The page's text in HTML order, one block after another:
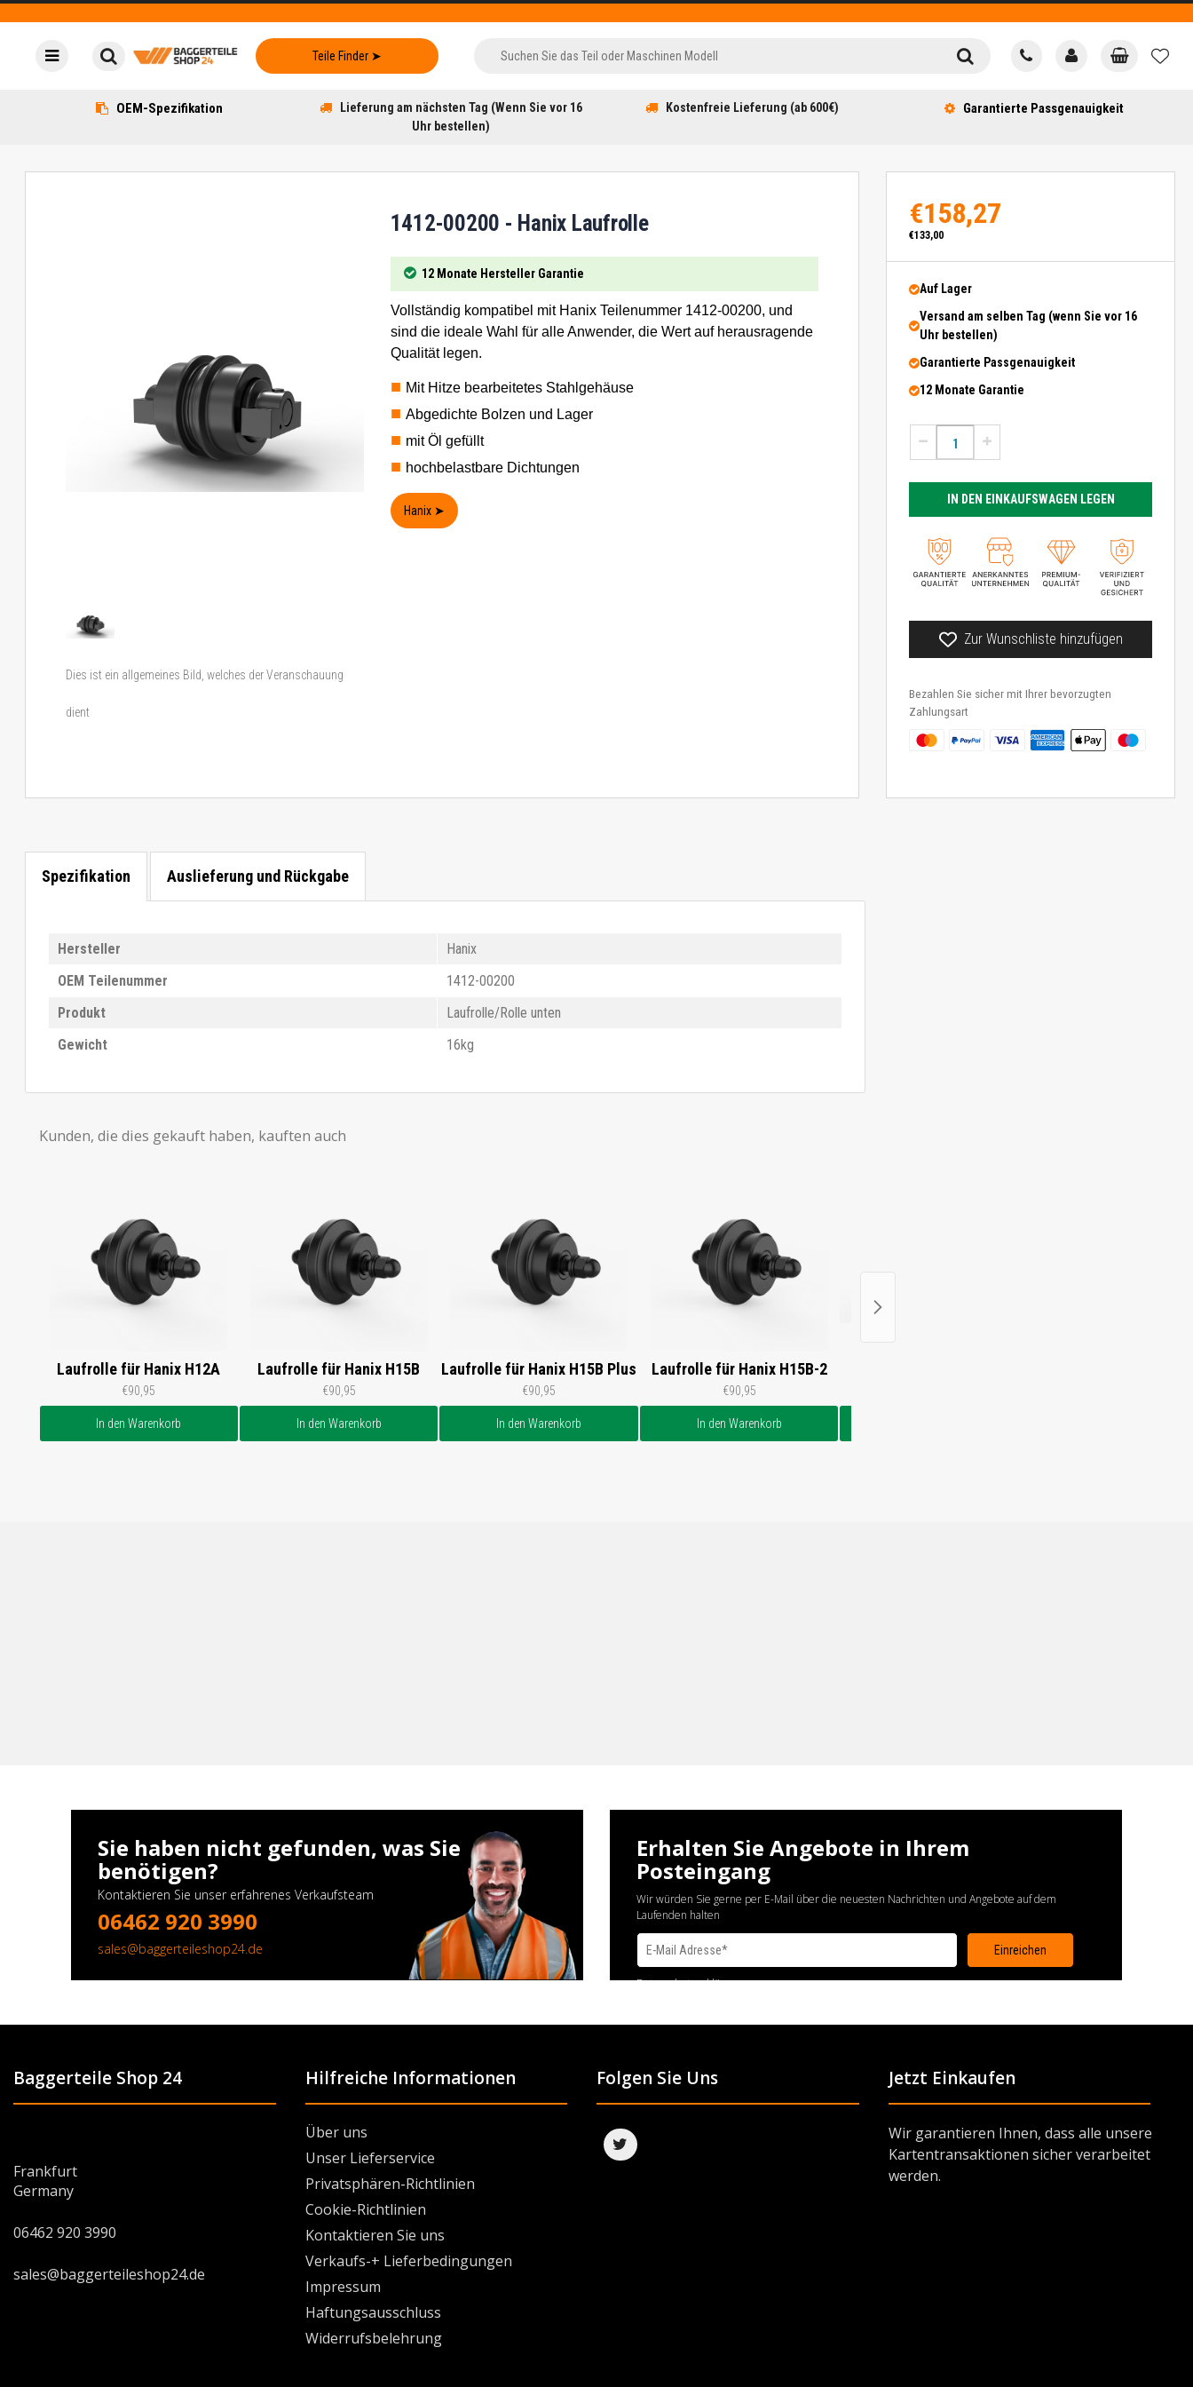
OEM-Spezifikation
Lieferung am nächsten Tag (Wenn Sie vor 16
Uhr bestellen)
Kostenfreie Lieferung (ab 600€) Garantierte Passgenauigkeit
Dies ist ein allgemeines Bild, welches der Veranschauung
dient
1412-00200 - Hanix Laufrolle
12 Monate Hersteller Garantie
Vollständig kompatibel mit Hanix Teilenummer 1412-00200, und
sind die ideale Wahl für alle Anwender, die Wert auf herausragende
Qualität legen.
Mit Hitze bearbeitetes Stahlgehäuse
Abgedichte Bolzen und Lager
mit Öl gefüllt
hochbelastbare Dichtungen
Hanix ➤
€158,27
€133,00
Auf Lager
Versand am selben Tag (wenn Sie vor 16
Uhr bestellen)
Garantierte Passgenauigkeit
12 Monate Garantie
IN DEN EINKAUFSWAGEN LEGEN
Zur Wunschliste hinzufügen
Bezahlen Sie sicher mit Ihrer bevorzugten
Zahlungsart
Spezifikation Auslieferung und Rückgabe
Hersteller
Hanix
OEM Teilenummer
1412-00200
Produkt
Laufrolle/Rolle unten
Gewicht
16kg
Kunden, die dies gekauft haben, kauften auch
Laufrolle für Hanix H12A
€90,95
In den Warenkorb
Laufrolle für Hanix H15B
€90,95
In den Warenkorb
Laufrolle für Hanix H15B Plus
€90,95
In den Warenkorb
Laufrolle für Hanix H15B-2
€90,95
In den Warenkorb
Sie haben nicht gefunden, was Sie
benötigen?
Kontaktieren Sie unser erfahrenes Verkaufsteam
06462 920 3990
sales@baggerteileshop24.de
Erhalten Sie Angebote in Ihrem
Posteingang
Wir würden Sie gerne per E-Mail über die neuesten Nachrichten und Angebote auf dem
Laufenden halten
Datenschutzerklärung
Baggerteile Shop 24
Frankfurt
Germany
06462 920 3990
sales@baggerteileshop24.de
Hilfreiche Informationen
Über uns
Unser Lieferservice
Privatsphären-Richtlinien
Cookie-Richtlinien
Kontaktieren Sie uns
Verkaufs-+ Lieferbedingungen
Impressum
Haftungsausschluss
Widerrufsbelehrung
Folgen Sie Uns Jetzt Einkaufen
Wir garantieren Ihnen, dass alle unsere
Kartentransaktionen sicher verarbeitet
werden.